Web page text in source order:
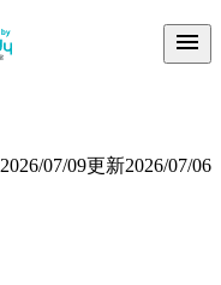
2026/07/09更新2026/07/06